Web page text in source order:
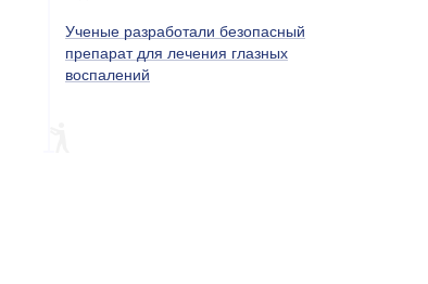
Ученые разработали безопасный
препарат для лечения глазных
воспалений